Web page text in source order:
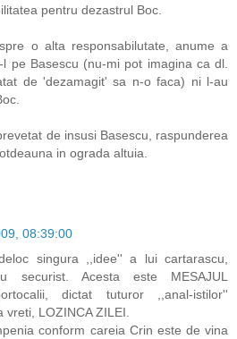
pentru dezastrul Boc.
o alta responsabilutate, anume a
pe Basescu (nu-mi pot imagina ca dl.
de 'dezamagit' sa n-o faca) ni l-au
de insusi Basescu, raspunderea
in ograda altuia.
08:39:00
singura ,,idee'' a lui cartarascu,
securist. Acesta este MESAJUL
dictat tuturor ,,anal-istilor''
LOZINCA ZILEI.
conform careia Crin este de vina